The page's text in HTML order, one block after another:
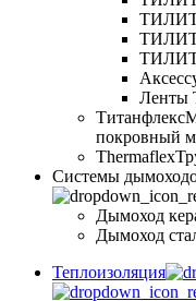
ТИЛИТ
Титанфлекс
покровный
Thermaflex
Cистемы
Дымоход
Дымоход
Теплоизоляция